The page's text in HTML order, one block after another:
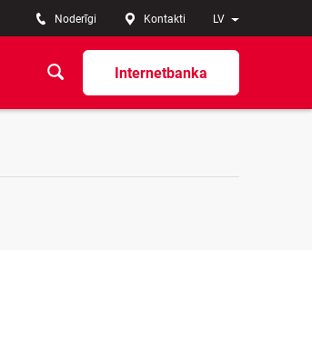
LV
Noderīgi Kontakti
Internetbanka